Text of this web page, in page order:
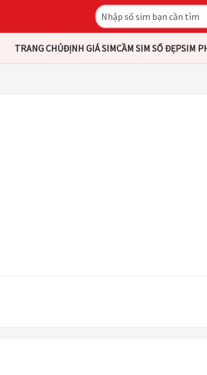
TRANG CHỦĐỊNH GIÁ SIMCẦM SIM SỐ ĐẸPSIM